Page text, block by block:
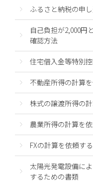
ふるさと納税の申
自己負担が2,000円
確認方法
住宅借入金等特別
不動産所得の計算
株式の譲渡所得の
農業所得の計算を
FXの計算を依頼す
太陽光発電設備に
するための書類